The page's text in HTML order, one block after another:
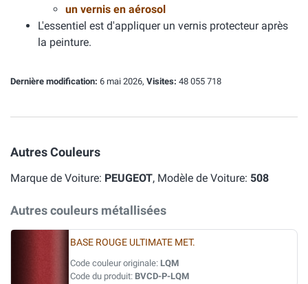
un vernis en aérosol
L'essentiel est d'appliquer un vernis protecteur après
la peinture.
Dernière modification: 6 mai 2026, Visites: 48 055 718
Autres Couleurs
Marque de Voiture: PEUGEOT, Modèle de Voiture: 508
Autres couleurs métallisées
BASE ROUGE ULTIMATE MET.
Code couleur originale: LQM
Code du produit: BVCD-P-LQM